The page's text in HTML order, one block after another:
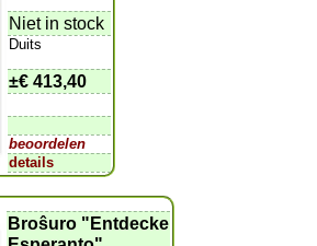
Niet in stock
Duits
±€ 413,40
beoordelen
details
Broŝuro "Entdecke